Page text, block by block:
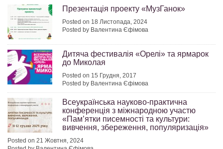
Презентація проекту «МузГанок»
Posted on 18 Листопада, 2024
Posted by Валентина Єфімова
Дитяча фестивалія «Орелі» та ярмарок
до Миколая
Posted on 15 Грудня, 2017
Posted by Валентина Єфімова
Всеукраїнська науково-практична
конференція з міжнародною участю
«Пам’ятки писемності та культури:
вивчення, збереження, популяризація»
Posted on 21 Жовтня, 2024